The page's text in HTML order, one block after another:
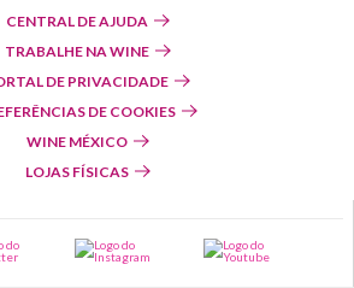
CENTRAL DE AJUDA
TRABALHE NA WINE
DE PRIVACIDADE
DE COOKIES
WINE MÉXICO
LOJAS FÍSICAS